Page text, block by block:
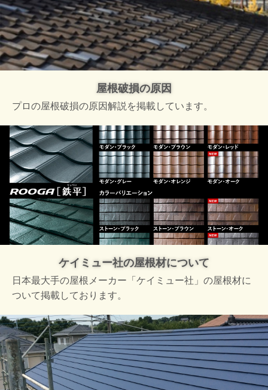
屋根破損の原因
プロの屋根破損の原因解説を掲載しています。
ケイミュー社の屋根材について
日本最大手の屋根メーカー「ケイミュー社」の屋根材に
ついて掲載しております。